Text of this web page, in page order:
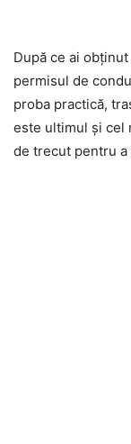
După ce ai
permisul de
proba practică,
este ultimul și cel
de trecut pentru